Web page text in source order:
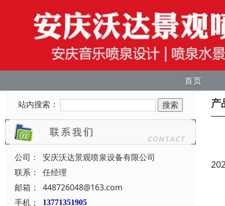
首页
站内搜索：
公司：
安庆沃达景观喷泉设备有限公司
联系：
任经理
邮箱：
448726048@163.com
手机：
13771351905
产